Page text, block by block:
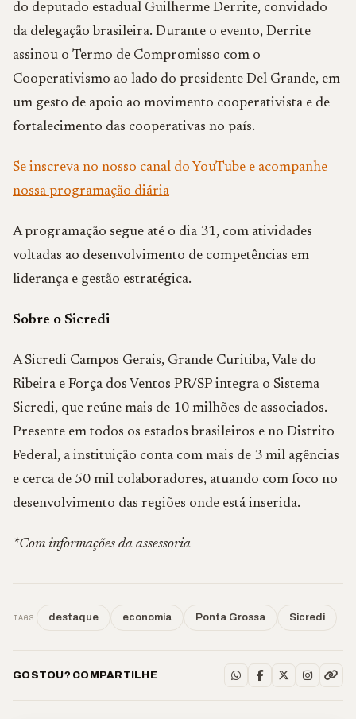
do deputado estadual Guilherme Derrite, convidado
da delegação brasileira. Durante o evento, Derrite
assinou o Termo de Compromisso com o
Cooperativismo ao lado do presidente Del Grande, em
um gesto de apoio ao movimento cooperativista e de
fortalecimento das cooperativas no país.
Se inscreva no nosso canal do YouTube e acompanhe
nossa programação diária
A programação segue até o dia 31, com atividades
voltadas ao desenvolvimento de competências em
liderança e gestão estratégica.
Sobre o Sicredi
A Sicredi Campos Gerais, Grande Curitiba, Vale do
Ribeira e Força dos Ventos PR/SP integra o Sistema
Sicredi, que reúne mais de 10 milhões de associados.
Presente em todos os estados brasileiros e no Distrito
Federal, a instituição conta com mais de 3 mil agências
e cerca de 50 mil colaboradores, atuando com foco no
desenvolvimento das regiões onde está inserida.
*Com informações da assessoria
TAGS destaque economia Ponta Grossa Sicredi
GOSTOU? COMPARTILHE